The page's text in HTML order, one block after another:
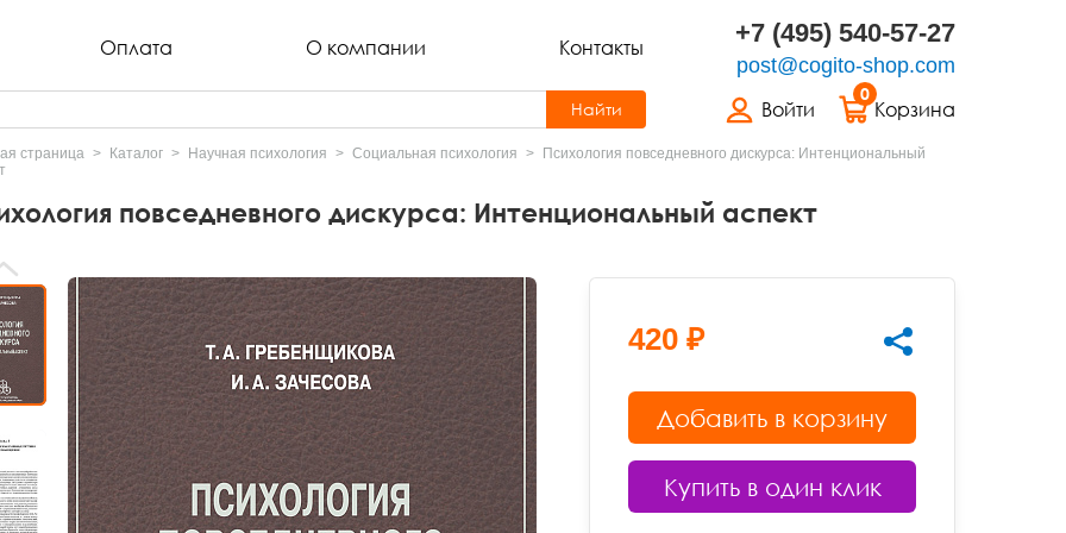
Оплата О компании Контакты +7 (495) 540-57-27
post@cogito-shop.com
Войти
0
Корзина
Найти
страница Каталог Научная психология Социальная психология
Психология повседневного дискурса: Интенциональный
повседневного дискурса: Интенциональный аспект
420 ₽
Добавить в корзину
Купить в один клик